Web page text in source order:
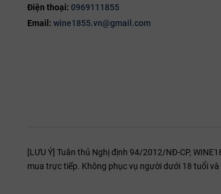
Điện thoại: 0969111855
Email: wine1855.vn@gmail.com
[LƯU Ý] Tuân thủ Nghị định 94/2012/NĐ-CP,
mua trực tiếp. Không phục vụ người dưới 18 tuổi